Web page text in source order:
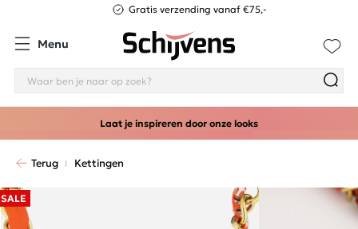
Gratis verzending vanaf €75,-
Menu
Laat je inspireren door onze looks
Terug Kettingen
SALE